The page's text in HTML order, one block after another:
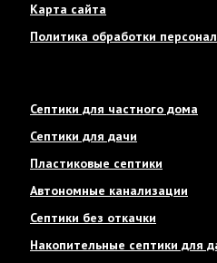
Карта сайта
Политика обработки
Септики для частного дома
Септики для дачи
Пластиковые септики
Автономные канализации
Септики без откачки
Накопительные септики для